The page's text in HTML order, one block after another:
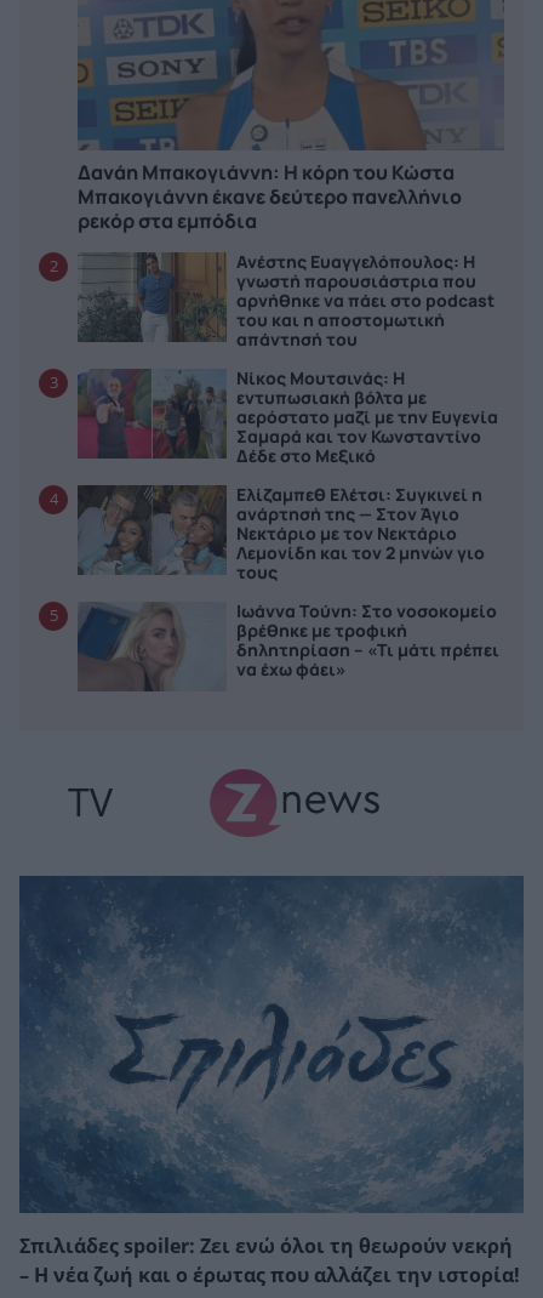
Δανάη Μπακογιάννη: Η κόρη του Κώστα
Μπακογιάννη έκανε δεύτερο πανελλήνιο
ρεκόρ στα εμπόδια
2
Ανέστης Ευαγγελόπουλος: Η
γνωστή παρουσιάστρια που
αρνήθηκε να πάει στο podcast
του και η αποστομωτική
απάντησή του
3
Νίκος Μουτσινάς: Η
εντυπωσιακή βόλτα με
αερόστατο μαζί με την Ευγενία
Σαμαρά και τον Κωνσταντίνο
Δέδε στο Μεξικό
4
Ελίζαμπεθ Ελέτσι: Συγκινεί η
ανάρτησή της — Στον Άγιο
Νεκτάριο με τον Νεκτάριο
Λεμονίδη και τον 2 μηνών γιο
τους
5
Ιωάννα Τούνη: Στο νοσοκομείο
βρέθηκε με τροφική
δηλητηρίαση – «Τι μάτι πρέπει
να έχω φάει»
TV
Σπιλιάδες spoiler: Ζει ενώ όλοι τη θεωρούν νεκρή
– Η νέα ζωή και ο έρωτας που αλλάζει την ιστορία!